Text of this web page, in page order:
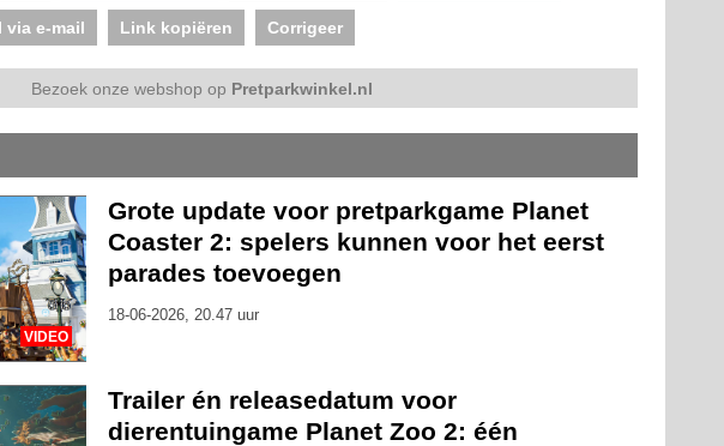
via e-mail Link kopiëren Corrigeer
Bezoek onze webshop op Pretparkwinkel.nl
VIDEO
Grote update voor pretparkgame Planet
Coaster 2: spelers kunnen voor het eerst
parades toevoegen
18-06-2026, 20.47 uur
Trailer én releasedatum voor
dierentuingame Planet Zoo 2: één